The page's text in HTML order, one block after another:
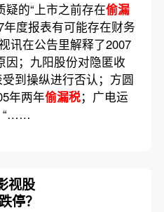
疑的“上市之前存在偷漏
度报表有可能存在财务
讯在公告里解释了2007
因；九阳股份对隐匿收
到操纵进行否认；方圆
年两年偷漏税；广电运
“……
视股
停？